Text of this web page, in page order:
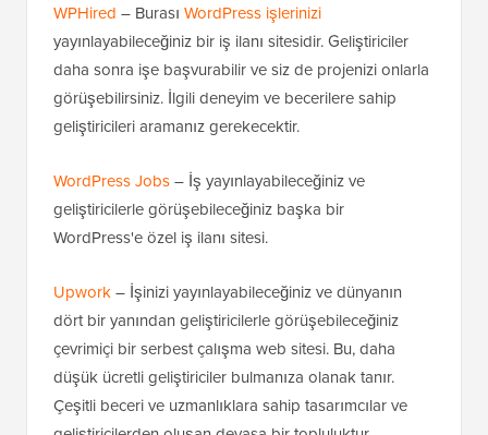
WPHired – Burası WordPress işlerinizi
yayınlayabileceğiniz bir iş ilanı sitesidir. Geliştiriciler
daha sonra işe başvurabilir ve siz de projenizi onlarla
görüşebilirsiniz. İlgili deneyim ve becerilere sahip
geliştiricileri aramanız gerekecektir.
WordPress Jobs– İş yayınlayabileceğiniz ve
geliştiricilerle görüşebileceğiniz başka bir
WordPress'e özel iş ilanı sitesi.
Upwork– İşinizi yayınlayabileceğiniz ve dünyanın
dört bir yanından geliştiricilerle görüşebileceğiniz
çevrimiçi bir serbest çalışma web sitesi. Bu, daha
düşük ücretli geliştiriciler bulmanıza olanak tanır.
Çeşitli beceri ve uzmanlıklara sahip tasarımcılar ve